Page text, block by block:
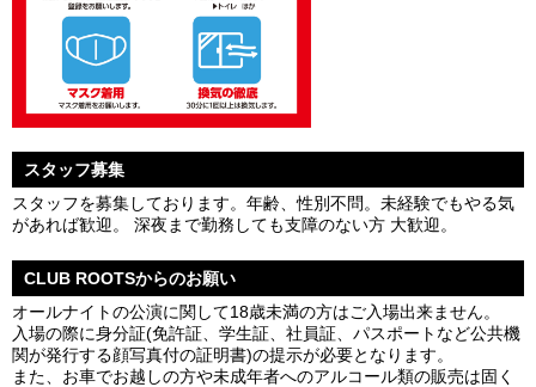
スタッフ募集
スタッフを募集しております。年齢、性別不問。未経験でもやる気
があれば歓迎。 深夜まで勤務しても支障のない方 大歓迎。
CLUB ROOTSからのお願い
オールナイトの公演に関して18歳未満の方はご入場出来ません。
入場の際に身分証(免許証、学生証、社員証、パスポートなど公共機
関が発行する顔写真付の証明書)の提示が必要となります。
また、お車でお越しの方や未成年者へのアルコール類の販売は固く